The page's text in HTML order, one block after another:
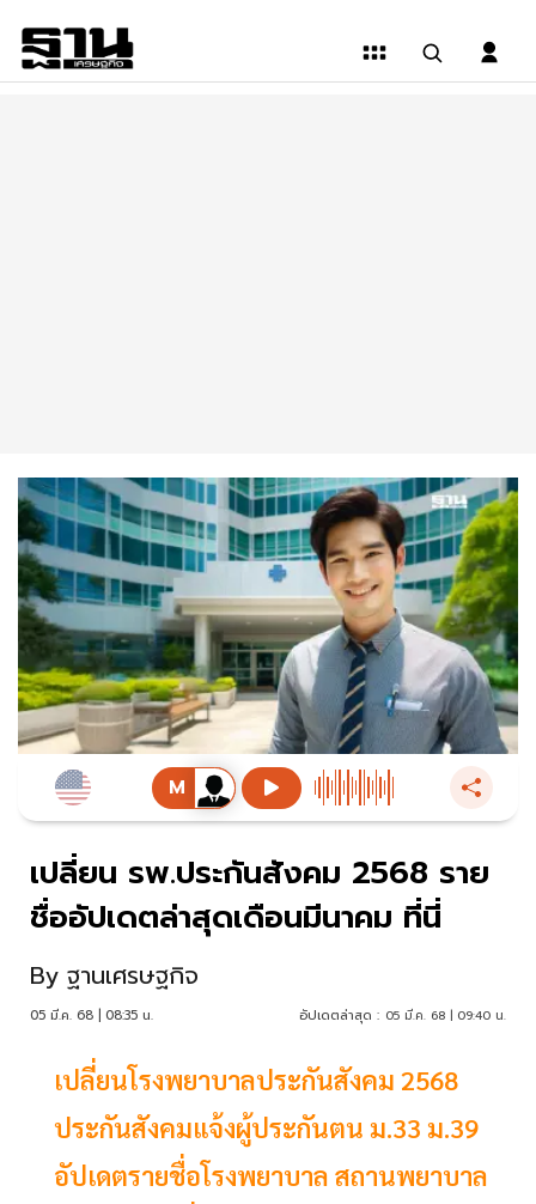
เปลี่ยน รพ.ประกันสังคม 2568 ราย
ชื่ออัปเดตล่าสุดเดือนมีนาคม ที่นี่
By ฐานเศรษฐกิจ
05 มี.ค. 68 | 08:35 น. อัปเดตล่าสุด : 05 มี.ค. 68 | 09:40 น.
เปลี่ยนโรงพยาบาลประกันสังคม 2568
ประกันสังคมแจ้งผู้ประกันตน ม.33 ม.39
อัปเดตรายชื่อโรงพยาบาล สถานพยาบาล